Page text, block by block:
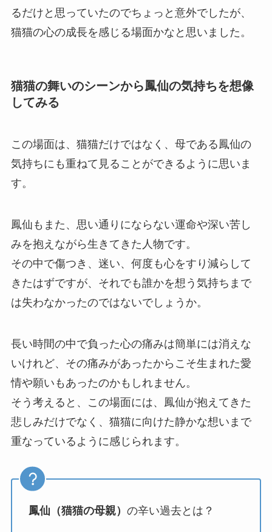
るだけと思っていたのでちょっと意外でしたが、
猫猫の心の成長を感じる場面かなと思いました。
猫猫の舞いのシーンから鳳仙の気持ちを想像
してみる
この場面は、猫猫だけではなく、母である鳳仙の
気持ちにも重ねて見ることができるように思いま
す。
鳳仙もまた、思い通りにならない運命や深い苦し
みを抱えながら生きてきた人物です。
その中で傷つき、迷い、何度も心をすり減らして
きたはずですが、それでも誰かを想う気持ちまで
は失わなかったのではないでしょうか。
長い時間の中で負った心の痛みは簡単には消えな
いけれど、その痛みがあったからこそ生まれた愛
情や願いもあったのかもしれません。
そう考えると、この場面には、鳳仙が抱えてきた
悲しみだけでなく、猫猫に向けた静かな想いまで
重なっているように感じられます。
鳳仙（猫猫の母親） の辛い過去とは？